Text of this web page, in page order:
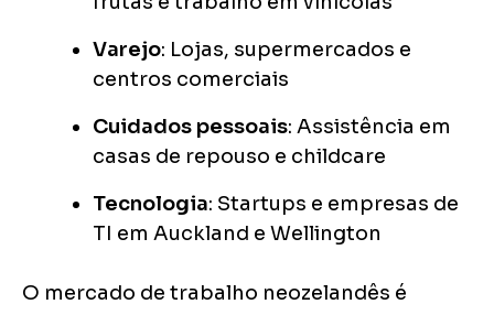
Varejo: Lojas, supermercados e
centros comerciais
Cuidados pessoais: Assistência em
casas de repouso e childcare
Tecnologia: Startups e empresas de
TI em Auckland e Wellington
O mercado de trabalho neozelandês é